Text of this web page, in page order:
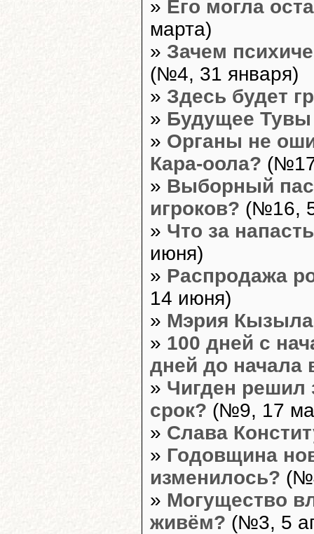
» Его могла
марта)
» Зачем
(№4, 31 января)
» Здесь будет
» Будущее Тувы
» Органы не
Кара-оола?
» Выборный
игроков? (№16,
» Что за
июня)
» Распродажа
14 июня)
» Мэрия Кызыла
» 100 дней с
дней до начала
» Чигден решил
срок? (№9, 17
» Слава
» Годовщина
изменилось?
» Могущество
живём? (№3, 5